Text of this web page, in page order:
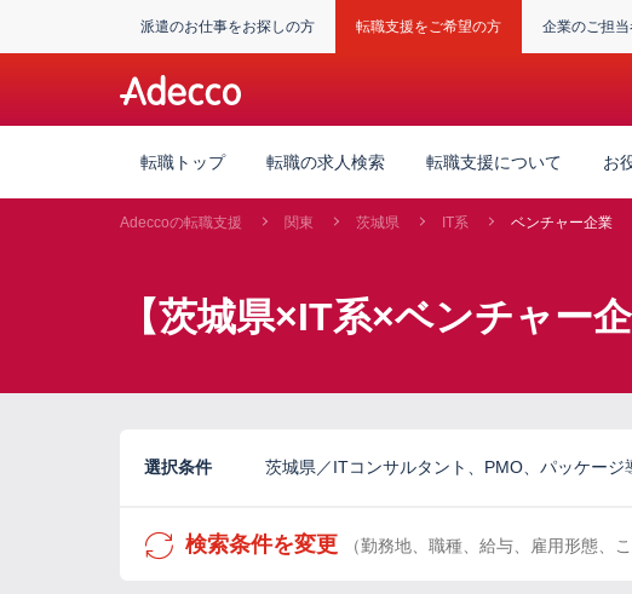
派遣のお仕事をお探しの方 転職支援をご希望の方 企業のご担
転職トップ 転職の求人検索 転職支援について お
Adeccoの転職支援 関東 茨城県 IT系 ベンチャー企業
【茨城県×IT系×ベンチャー
選択条件 茨城県／ITコンサルタント、PMO、パッケー
検索条件を変更 （勤務地、職種、給与、雇用形態、